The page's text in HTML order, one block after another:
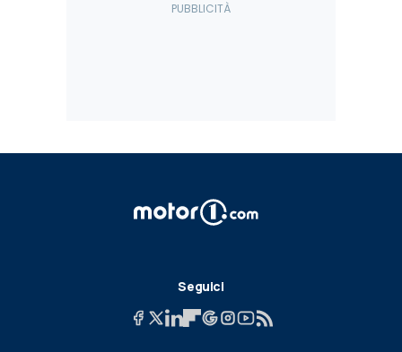
Seguici